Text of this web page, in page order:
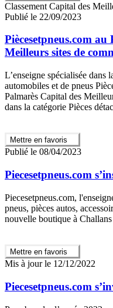
Classement Capital des
Publié le 22/09/2023
Piècesetpneus.com
Meilleurs sites de
L’enseigne spécialisée dans
automobiles et de pneus
Palmarès Capital des
dans la catégorie Pièces
Mettre en favoris
Publié le 08/04/2023
Piecesetpneus.com
Piecesetpneus.com,
pneus, pièces autos,
nouvelle boutique à Challans
Mettre en favoris
Mis à jour le 12/12/2022
Piecesetpneus.com